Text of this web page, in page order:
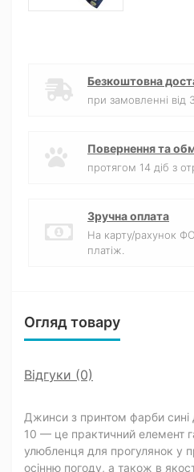
Безкоштовна
при замовленні від
Повернення та
протягом 14 діб з
Зручна оплата
На карту/рахунок
платіж.
Огляд товару
Відгуки (0)
Джинси з принтом фарби сині
10 — це практичний елемент
улюбленця для прогулянок у
осінню погоду, а також в